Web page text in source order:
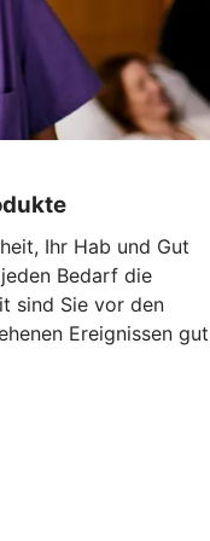
Ihr Hab und Gut
Bedarf die
sind Sie vor den
Ereignissen gut